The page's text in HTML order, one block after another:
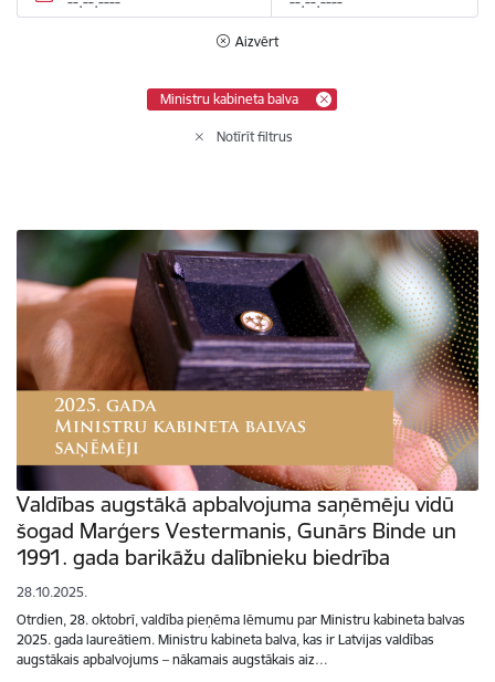
Aizvērt
Ministru kabineta balva
Notīrīt filtrus
Valdības augstākā apbalvojuma saņēmēju vidū
šogad Marģers Vestermanis, Gunārs Binde un
1991. gada barikāžu dalībnieku biedrība
28.10.2025.
Otrdien, 28. oktobrī, valdība pieņēma lēmumu par Ministru kabineta balvas
2025. gada laureātiem. Ministru kabineta balva, kas ir Latvijas valdības
augstākais apbalvojums – nākamais augstākais aiz…